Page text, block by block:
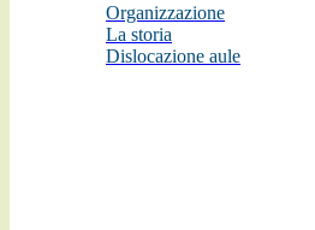
Organizzazione
La storia
Dislocazione aule